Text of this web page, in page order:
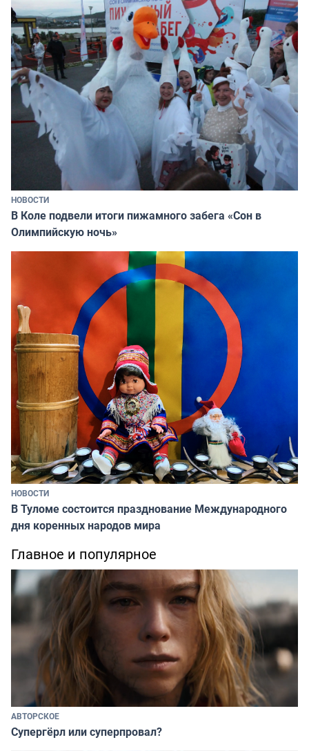
НОВОСТИ
В Коле подвели итоги пижамного забега «Сон в
Олимпийскую ночь»
НОВОСТИ
В Туломе состоится празднование Международного
дня коренных народов мира
Главное и популярное
АВТОРСКОЕ
Супергёрл или суперпровал?